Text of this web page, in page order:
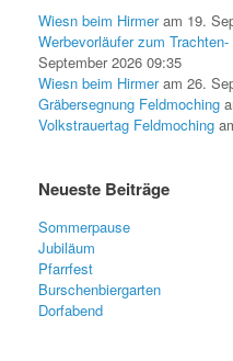
Wiesn beim Hirmeram 19.
Werbevorläufer zum
September 2026 09:35
Wiesn beim Hirmeram 26.
Gräbersegnung Feldmoching
Volkstrauertag Feldmoching
Neueste Beiträge
Sommerpause
Jubiläum
Pfarrfest
Burschenbiergarten
Dorfabend